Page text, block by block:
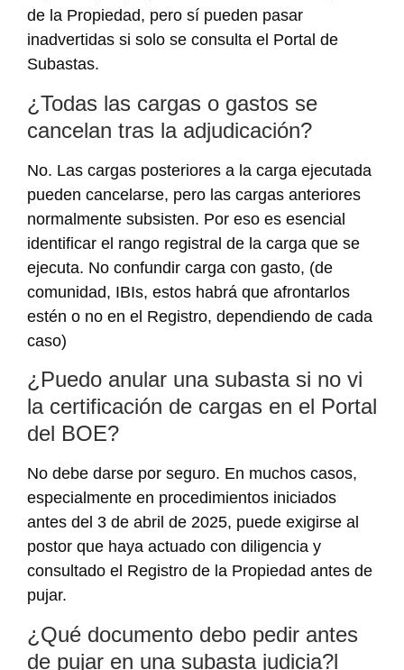
de la Propiedad, pero sí pueden pasar
inadvertidas si solo se consulta el Portal de
Subastas.
¿Todas las cargas o gastos se
cancelan tras la adjudicación?
No. Las cargas posteriores a la carga ejecutada
pueden cancelarse, pero las cargas anteriores
normalmente subsisten. Por eso es esencial
identificar el rango registral de la carga que se
ejecuta. No confundir carga con gasto, (de
comunidad, IBIs, estos habrá que afrontarlos
estén o no en el Registro, dependiendo de cada
caso)
¿Puedo anular una subasta si no vi
la certificación de cargas en el Portal
del BOE?
No debe darse por seguro. En muchos casos,
especialmente en procedimientos iniciados
antes del 3 de abril de 2025, puede exigirse al
postor que haya actuado con diligencia y
consultado el Registro de la Propiedad antes de
pujar.
¿Qué documento debo pedir antes
de pujar en una subasta judicia?l